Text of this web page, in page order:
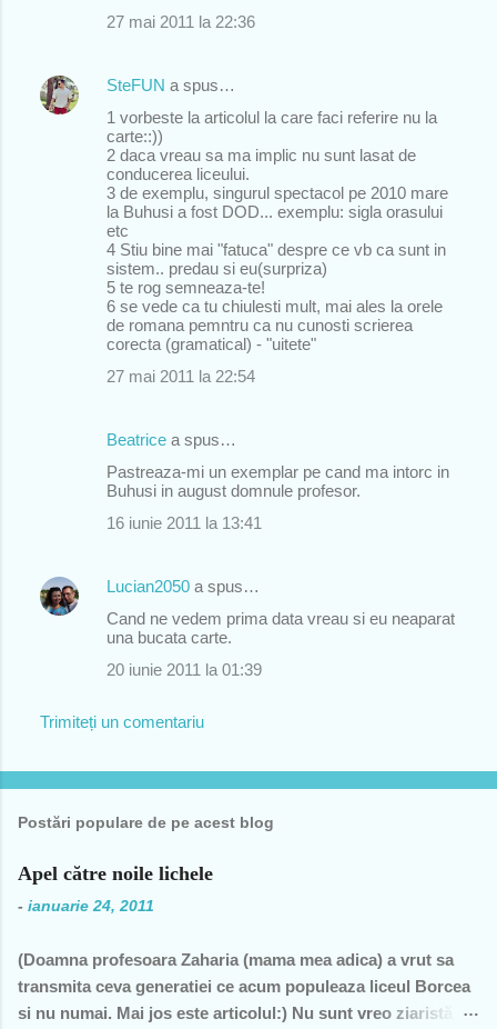
27 mai 2011 la 22:36
SteFUN a spus…
1 vorbeste la articolul la care faci referire nu la
carte::))
2 daca vreau sa ma implic nu sunt lasat de
conducerea liceului.
3 de exemplu, singurul spectacol pe 2010 mare
la Buhusi a fost DOD... exemplu: sigla orasului
etc
4 Stiu bine mai "fatuca" despre ce vb ca sunt in
sistem.. predau si eu(surpriza)
5 te rog semneaza-te!
6 se vede ca tu chiulesti mult, mai ales la orele
de romana pemntru ca nu cunosti scrierea
corecta (gramatical) - "uitete"
27 mai 2011 la 22:54
Beatrice a spus…
Pastreaza-mi un exemplar pe cand ma intorc in
Buhusi in august domnule profesor.
16 iunie 2011 la 13:41
Lucian2050 a spus…
Cand ne vedem prima data vreau si eu neaparat
una bucata carte.
20 iunie 2011 la 01:39
Trimiteți un comentariu
Postări populare de pe acest blog
Apel către noile lichele
- ianuarie 24, 2011
(Doamna profesoara Zaharia (mama mea adica) a vrut sa
transmita ceva generatiei ce acum populeaza liceul Borcea
si nu numai. Mai jos este articolul:) Nu sunt vreo ziaristă